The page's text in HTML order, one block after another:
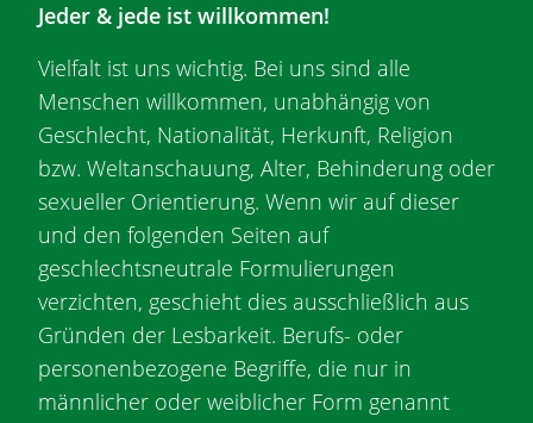
o
1
Jeder & jede ist willkommen!
Vielfalt ist uns wichtig. Bei uns sind alle
Menschen willkommen, unabhängig von
Geschlecht, Nationalität, Herkunft, Religion
bzw. Weltanschauung, Alter, Behinderung oder
sexueller Orientierung. Wenn wir auf dieser
und den folgenden Seiten auf
geschlechtsneutrale Formulierungen
verzichten, geschieht dies ausschließlich aus
Gründen der Lesbarkeit. Berufs- oder
personenbezogene Begriffe, die nur in
männlicher oder weiblicher Form genannt